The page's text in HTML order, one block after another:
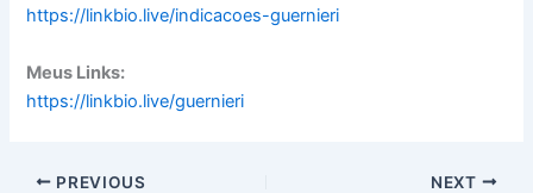
https://linkbio.live/indicacoes-guernieri
Meus Links:
https://linkbio.live/guernieri
PREVIOUS NEXT